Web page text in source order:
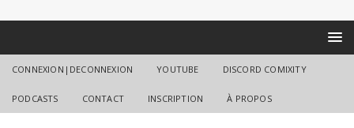
CONNEXION|DECONNEXION YOUTUBE DISCORD COMIXITY
PODCASTS CONTACT INSCRIPTION À PROPOS